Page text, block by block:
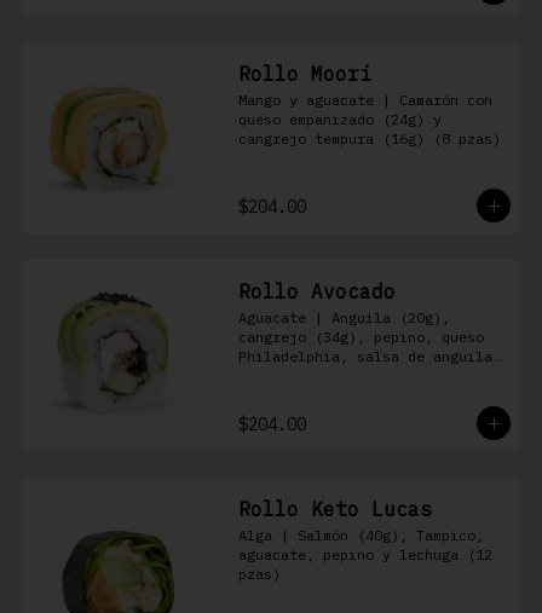
Rollo Moori
Mango y aguacate | Camarón con
queso empanizado (24g) y
cangrejo tempura (16g) (8 pzas)
$204.00
Rollo Avocado
Aguacate | Anguila (20g),
cangrejo (34g), pepino, queso
Philadelphia, salsa de anguila
$204.00
Rollo Keto Lucas
Alga | Salmón (40g), Tampico,
aguacate, pepino y lechuga (12
pzas)